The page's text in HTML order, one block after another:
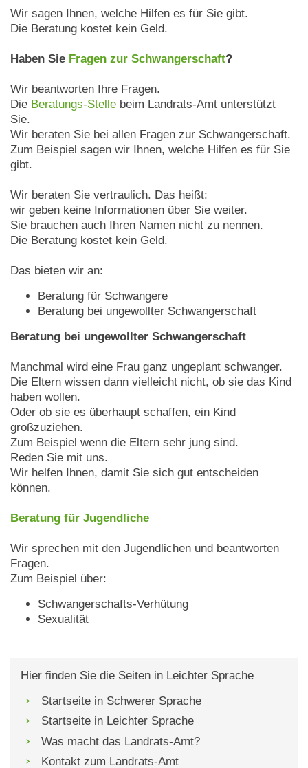
Wir sagen Ihnen, welche Hilfen es für Sie gibt.
Die Beratung kostet kein Geld.
Haben Sie Fragen zur Schwangerschaft?
Wir beantworten Ihre Fragen.
Die Beratungs-Stelle beim Landrats-Amt unterstützt
Sie.
Wir beraten Sie bei allen Fragen zur Schwangerschaft.
Zum Beispiel sagen wir Ihnen, welche Hilfen es für Sie
gibt.
Wir beraten Sie vertraulich. Das heißt:
wir geben keine Informationen über Sie weiter.
Sie brauchen auch Ihren Namen nicht zu nennen.
Die Beratung kostet kein Geld.
Das bieten wir an:
Beratung für Schwangere
Beratung bei ungewollter Schwangerschaft
Beratung bei ungewollter Schwangerschaft
Manchmal wird eine Frau ganz ungeplant schwanger.
Die Eltern wissen dann vielleicht nicht, ob sie das Kind
haben wollen.
Oder ob sie es überhaupt schaffen, ein Kind
großzuziehen.
Zum Beispiel wenn die Eltern sehr jung sind.
Reden Sie mit uns.
Wir helfen Ihnen, damit Sie sich gut entscheiden
können.
Beratung für Jugendliche
Wir sprechen mit den Jugendlichen und beantworten
Fragen.
Zum Beispiel über:
Schwangerschafts-Verhütung
Sexualität
Hier finden Sie die Seiten in Leichter Sprache
Startseite in Schwerer Sprache
Startseite in Leichter Sprache
Was macht das Landrats-Amt?
Kontakt zum Landrats-Amt